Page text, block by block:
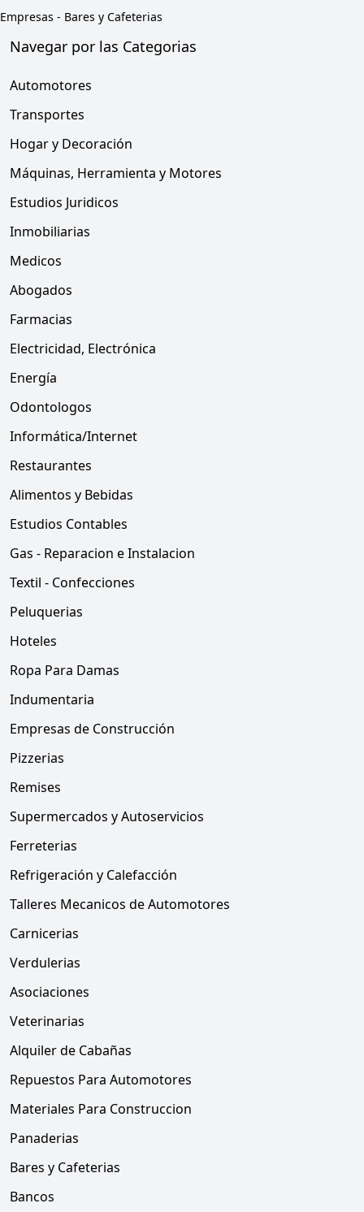
Empresas - Bares y Cafeterias
Navegar por las Categorias
Automotores
Transportes
Hogar y Decoración
Máquinas, Herramienta y Motores
Estudios Juridicos
Inmobiliarias
Medicos
Abogados
Farmacias
Electricidad, Electrónica
Energía
Odontologos
Informática/Internet
Restaurantes
Alimentos y Bebidas
Estudios Contables
Gas - Reparacion e Instalacion
Textil - Confecciones
Peluquerias
Hoteles
Ropa Para Damas
Indumentaria
Empresas de Construcción
Pizzerias
Remises
Supermercados y Autoservicios
Ferreterias
Refrigeración y Calefacción
Talleres Mecanicos de Automotores
Carnicerias
Verdulerias
Asociaciones
Veterinarias
Alquiler de Cabañas
Repuestos Para Automotores
Materiales Para Construccion
Panaderias
Bares y Cafeterias
Bancos